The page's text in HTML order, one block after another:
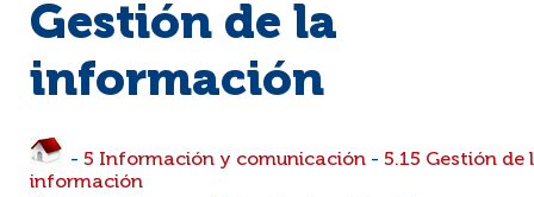
Gestión de la
información
- 5 Información y comunicación - 5.15 Gestión de
información